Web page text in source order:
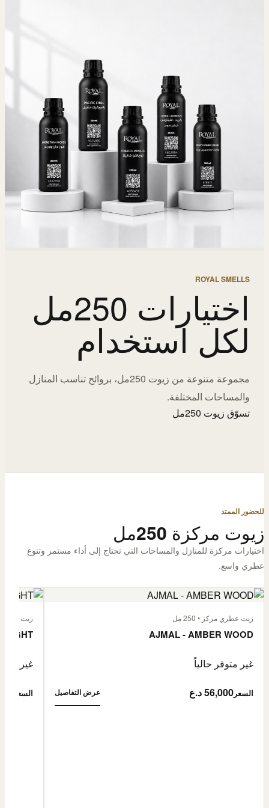
ROYAL SMELLS
اختيارات 250مل
لكل استخدام
مجموعة متنوعة من زيوت 250مل، بروائح تناسب المنازل
والمساحات المختلفة.
تسوّق زيوت 250مل
للحضور الممتد
زيوت مركزة 250مل
اختيارات مركزة للمنازل والمساحات التي تحتاج إلى أداء مستمر وتنوع
عطري واسع.
زيت عطري مركز • 250 مل
AJMAL - AMBER WOOD
غير متوفر حالياً
السعر 56,000 د.ع عرض التفاصيل
زيت عطري
غير
السعر